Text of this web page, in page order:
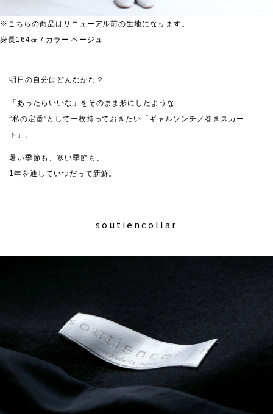
※こちらの商品はリニューアル前の生地になります。
身長164㎝ / カラー ベージュ
明日の自分はどんなかな？
「あったらいいな」をそのまま形にしたような...
”私の定番”として一枚持っておきたい「ギャルソンチノ巻きスカー
ト」。
暑い季節も、寒い季節も、
1年を通していつだって新鮮。
soutiencollar